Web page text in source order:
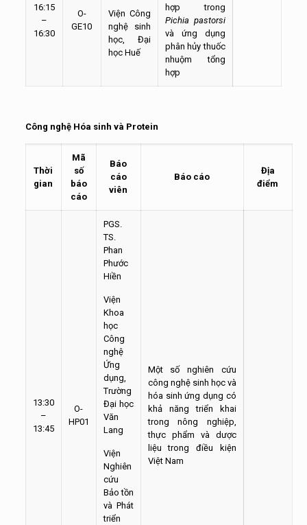
16:15
–
16:30
O-
GE10
Viện Công
nghệ sinh
học, Đại
học Huế
hợp trong
Pichia pastorsi
và ứng dụng
phân hủy thuốc
nhuộm tổng
hợp
Công nghệ Hóa sinh và Protein
Thời
gian
Mã
số
báo
cáo
Báo
cáo
viên
Báo cáo
Địa
điểm
13:30
–
13:45
O-
HP01
PGS.
TS.
Phan
Phước
Hiền
Viện
Khoa
học
Công
nghệ
Ứng
dụng,
Trường
Đại học
Văn
Lang
Viện
Nghiên
cứu
Bảo tồn
và Phát
triển
Một số nghiên cứu
công nghệ sinh học và
hóa sinh ứng dụng có
khả năng triển khai
trong nông nghiệp,
thực phẩm và dược
liệu trong điều kiện
Việt Nam